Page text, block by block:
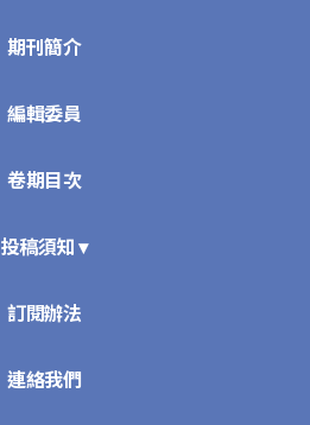
期刊簡介
編輯委員
卷期目次
投稿須知 ▾
訂閱辦法
連絡我們